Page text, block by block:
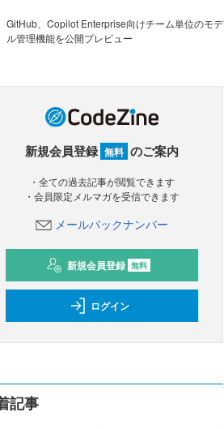
GitHub、Copilot Enterprise向けチーム単位のモデ
ル管理機能を公開プレビュー
新規会員登録 無料 のご案内
・全ての過去記事が閲覧できます
・会員限定メルマガを受信できます
メールバックナンバー
新規会員登録 無料
ログイン
記事